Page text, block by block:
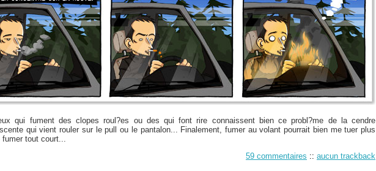
qui fument des clopes roul?es ou des qui font rire connaissent bien ce probl?me de la cendre
qui vient rouler sur le pull ou le pantalon... Finalement, fumer au volant pourrait bien me tuer plus
tout court...
59 commentaires :: aucun trackback